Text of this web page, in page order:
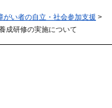
がい者の自立・社会参加支援 >
成研修の実施について